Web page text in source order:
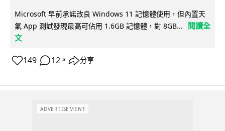
Microsoft 早前承諾改良 Windows 11 記憶體使用，但內置天
氣 App 測試發現最高可佔用 1.6GB 記憶體，對 8GB...
閱讀全
文
149 12 ↗ 分享
ADVERTISEMENT